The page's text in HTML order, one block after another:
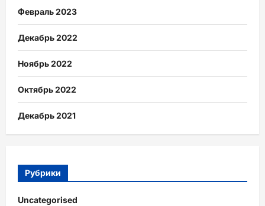
Февраль 2023
Декабрь 2022
Ноябрь 2022
Октябрь 2022
Декабрь 2021
Рубрики
Uncategorised